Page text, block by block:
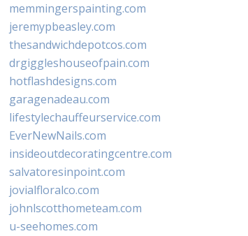
memmingerspainting.com
jeremypbeasley.com
thesandwichdepotcos.com
drgiggleshouseofpain.com
hotflashdesigns.com
garagenadeau.com
lifestylechauffeurservice.com
EverNewNails.com
insideoutdecoratingcentre.com
salvatoresinpoint.com
jovialfloralco.com
johnlscotthometeam.com
u-seehomes.com